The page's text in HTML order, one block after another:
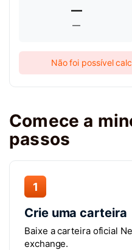
—
—
Não foi possível
Comece a
passos
1
Crie uma carteira
Baixe a carteira oficial
exchange.